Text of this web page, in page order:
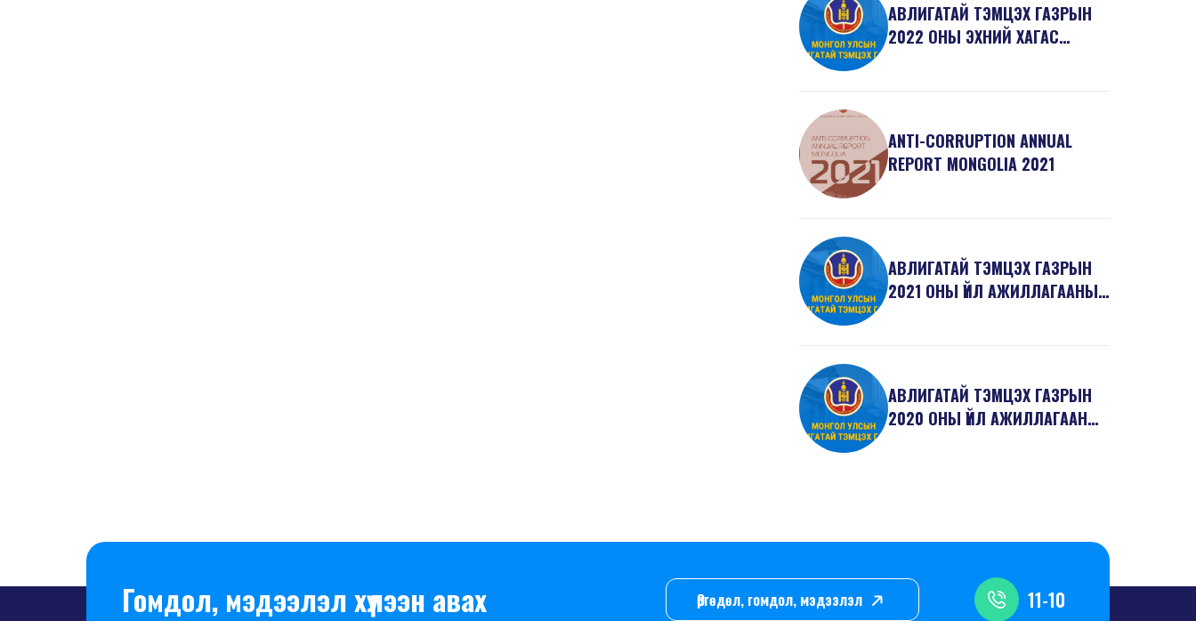
АВЛИГАТАЙ ТЭМЦЭХ ГАЗРЫН
2022 ОНЫ ЭХНИЙ ХАГАС
ANTI-СORRUPTION ANNUAL
REPORT MONGOLIA 2021
АВЛИГАТАЙ ТЭМЦЭХ ГАЗРЫН
2021 ОНЫ ҮЙЛ АЖИЛЛАГААНЫ
АВЛИГАТАЙ ТЭМЦЭХ ГАЗРЫН
2020 ОНЫ ҮЙЛ АЖИЛЛАГААНЫ
Гомдол, мэдээлэл хүлээн авах Өргөдөл, гомдол, мэдээлэл 11-10